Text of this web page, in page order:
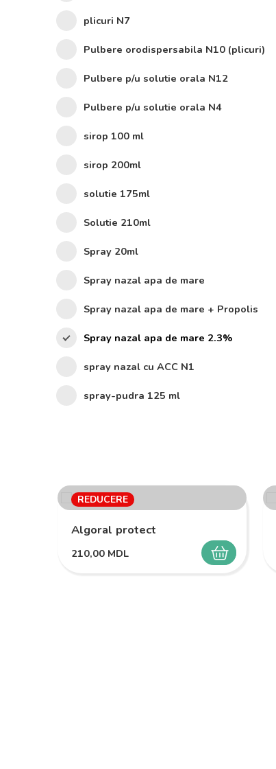
plicuri N7
Pulbere orodispersabila N10 (plicuri)
Pulbere p/u solutie orala N12
Pulbere p/u solutie orala N4
sirop 100 ml
sirop 200ml
solutie 175ml
Solutie 210ml
Spray 20ml
Spray nazal apa de mare
Spray nazal apa de mare + Propolis
Spray nazal apa de mare 2.3%
spray nazal cu ACC N1
spray-pudra 125 ml
REDUCERE
SELECTEAZĂ
Algoral protect
210,00 MDL